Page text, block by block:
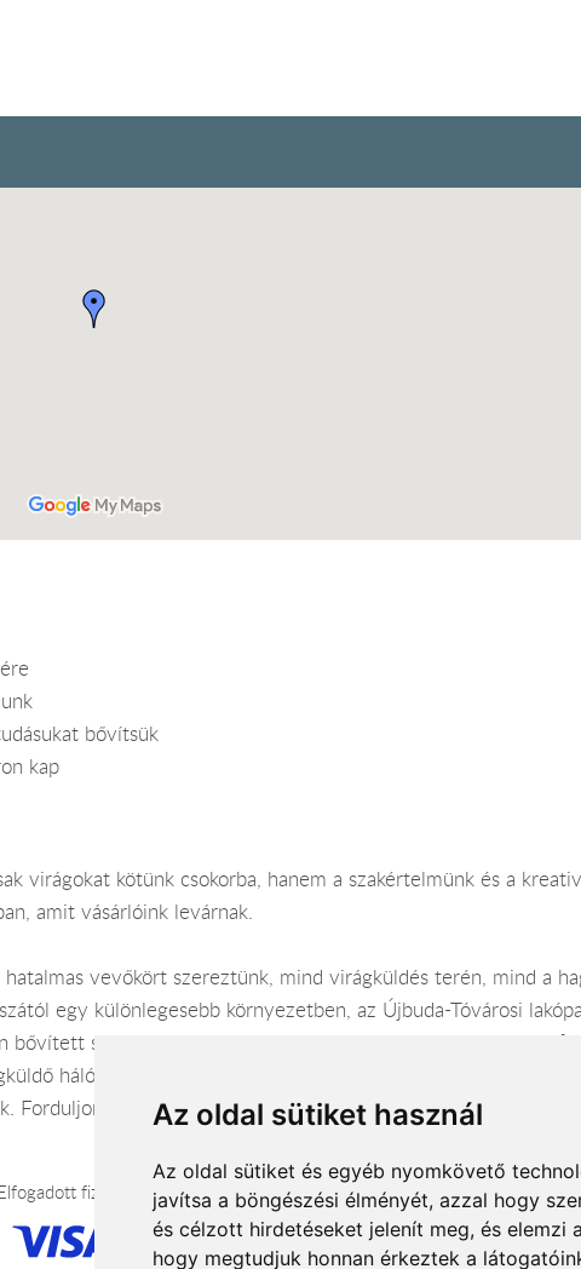
Az oldal sütiket használ
Az oldal sütiket és egyéb nyomkövető
javítsa a böngészési élményét, azzal hogy
és célzott hirdetéseket jelenít meg, és elemzi
hogy megtudjuk honnan érkeztek a
bővítsük
kap
virágokat kötünk csokorba, hanem a szakértelmünk és a
amit vásárlóink levárnak.
vevőkört szereztünk, mind virágküldés terén, mind a
egy különlegesebb környezetben, az Újbuda-Tóvárosi
szolgáltatásokkal állunk minden kedves régi és új
hálózatnak, melyen keresztül kapjuk és adjuk a
Forduljon munkatársainkhoz bizalommal,mi segítünk,hogy a
fizetési módok